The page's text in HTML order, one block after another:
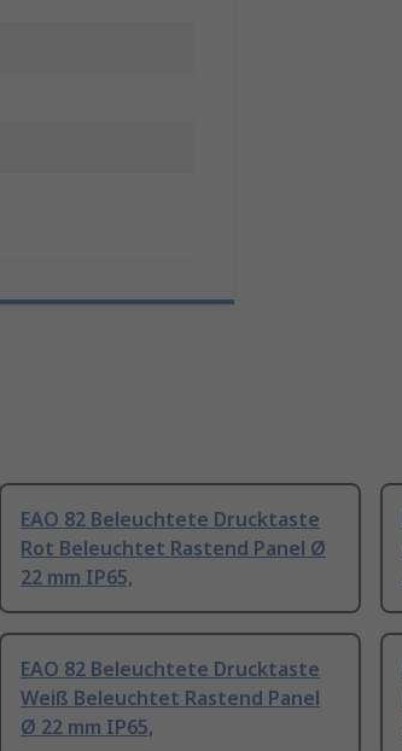
EAO 82 Beleuchtete Drucktaste
Rot Beleuchtet Rastend Panel Ø
22 mm IP65,
EAO 82 Beleuchtete Drucktaste
Weiß Beleuchtet Rastend Panel
Ø 22 mm IP65,